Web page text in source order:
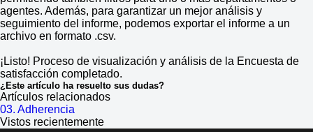
agentes. Además, para garantizar un mejor análisis y
seguimiento del informe, podemos exportar el informe a un
archivo en formato .csv.
¡Listo! Proceso de visualización y análisis de la Encuesta de
satisfacción completado.
¿Este artículo ha resuelto sus dudas?
Artículos relacionados
03. Adherencia
Vistos recientemente